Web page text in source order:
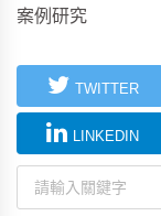
案例研究
TWITTER
LINKEDIN